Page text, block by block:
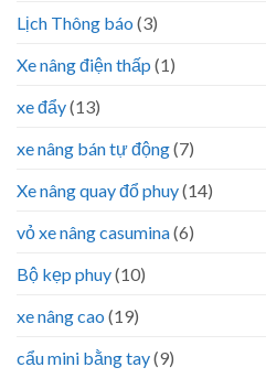
Lịch Thông báo (3)
Xe nâng điện thấp (1)
xe đẩy(13)
xe nâng bán tự động(7)
Xe nâng quay đổ phuy(14)
vỏ xe nâng casumina(6)
Bộ kẹp phuy(10)
xe nâng cao (19)
cẩu mini bằng tay(9)